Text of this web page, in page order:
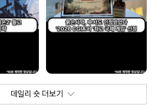
데일리 숏 더보기